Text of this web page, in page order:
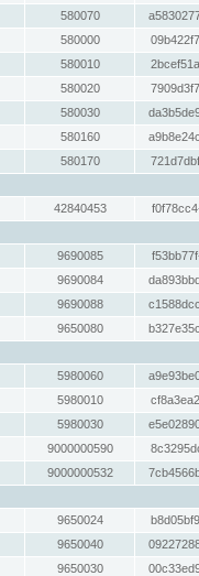
580070
580000
580010
580020
580030
580160
580170
42840453
9690085
9690084
9690088
9650080
5980060
5980010
5980030
9000000590
9000000532
9650024
9650040
9650030